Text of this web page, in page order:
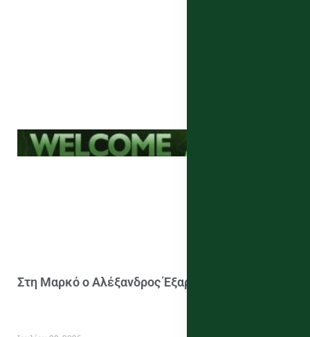
Στη Μαρκό ο Αλέξανδρος Έξαρχος